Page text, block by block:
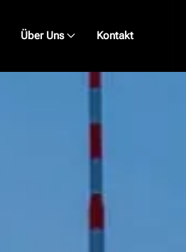
Über Uns Kontakt